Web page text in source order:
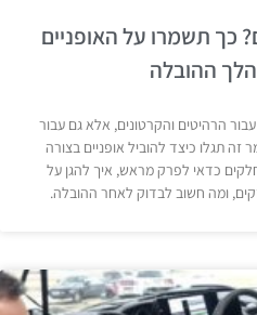
כך תשמרו על האופניים
ההובלה
הרהיטים והקרטונים, אלא גם עבור
זה תגלו כיצד להוביל אופניים בצורה
כדאי לפרק מראש, איך להגן על
ומה חשוב לבדוק לאחר ההובלה.